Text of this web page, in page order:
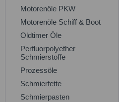
Motorenöle PKW
Motorenöle Schiff & Boot
Oldtimer Öle
Perfluorpolyether
Schmierstoffe
Prozessöle
Schmierfette
Schmierpasten